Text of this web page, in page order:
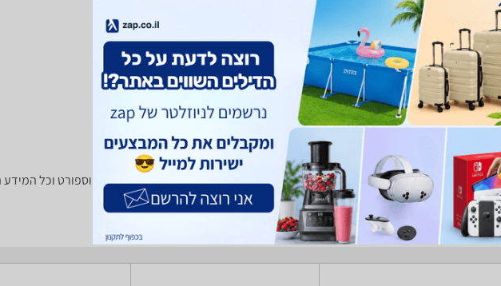
מחפש גזיבו, ציליות ושמשיות? רק בזאפ תמצאו חוות דעת, השוואת מחירים ביותר מאלף חנויות בתחום פנאי וספורט